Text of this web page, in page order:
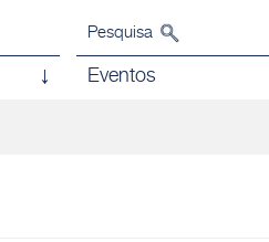
Pesquisa
Eventos